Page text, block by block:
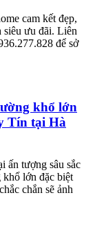
cam kết đẹp,
siêu ưu đãi. Liên
để sở
khổ lớn
Tín tại Hà
ấn tượng sâu sắc
khổ lớn đặc biệt
chắn sẽ ảnh